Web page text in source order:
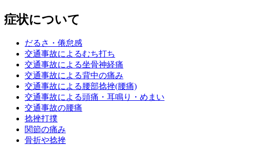
症状について
だるさ・倦怠感
交通事故によるむち打ち
交通事故による坐骨神経痛
交通事故による背中の痛み
交通事故による腰部捻挫(腰痛)
交通事故による頭痛・耳鳴り・めまい
交通事故の腰痛
捻挫打撲
関節の痛み
骨折や捻挫